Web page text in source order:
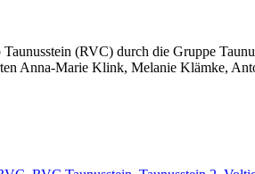
(RVC) durch die Gruppe
Anna-Marie Klink, Melanie Klämke,